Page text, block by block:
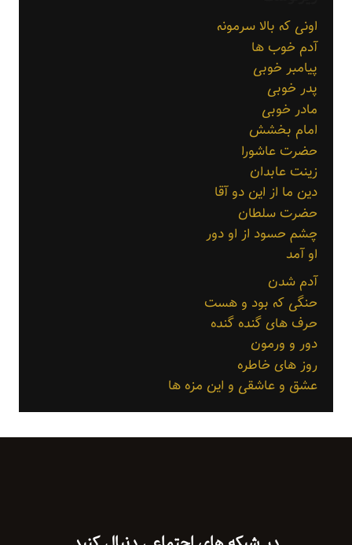
اونی که بالا سرمونه
آدم خوب ها
پیامبر خوبی
پدر خوبی
مادر خوبی
امام بخشش
حضرت عاشورا
زینت عابدان
دین ما از این دو آقا
حضرت سلطان
چشم حسود از او دور
او آمد
آدم شدن
حنگی که بود و هست
حرف های گنده گنده
دور و ورمون
روز های خاطره
عشق و عاشقی و این مزه ها